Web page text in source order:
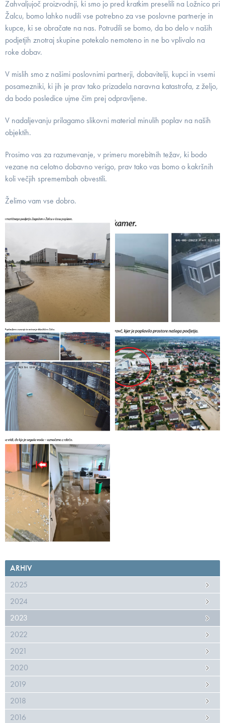
Zahvaljujoč proizvodnji, ki smo jo pred kratkim preselili na Ložnico pri
Žalcu, bomo lahko nudili vse potrebno za vse poslovne partnerje in
kupce, ki se obračate na nas. Potrudili se bomo, da bo delo v naših
podjetjih znotraj skupine potekalo nemoteno in ne bo vplivalo na
roke dobav.
V mislih smo z našimi poslovnimi partnerji, dobavitelji, kupci in vsemi
posamezniki, ki jih je prav tako prizadela naravna katastrofa, z željo,
da bodo posledice ujme čim prej odpravljene.
V nadaljevanju prilagamo slikovni material minulih poplav na naših
objektih.
Prosimo vas za razumevanje, v primeru morebitnih težav, ki bodo
vezane na celotno dobavno verigo, prav tako vas bomo o kakršnih
koli večjih spremembah obvestili.
Želimo vam vse dobro.
ARHIV
2025
2024
2023
2022
2021
2020
2019
2018
2016